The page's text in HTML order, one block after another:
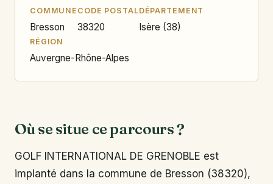
COMMUNE
Bresson
CODE POSTAL
38320
DÉPARTEMENT
Isère (38)
RÉGION
Auvergne-Rhône-Alpes
Où se situe ce parcours ?
GOLF INTERNATIONAL DE GRENOBLE est
implanté dans la commune de Bresson (38320),